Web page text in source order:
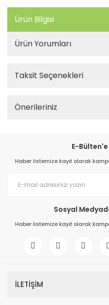
Ürün Bilgisi
Ürün Yorumları
Taksit Seçenekleri
Önerileriniz
E-Bülten'e
Haber listemize kayıt olarak
Sosyal
Haber listemize kayıt olarak
İLETİŞİM